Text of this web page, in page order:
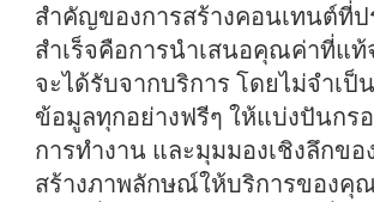
สำคัญของการสร้างคอนเทนต์ที่ป
สำเร็จคือการนำเสนอคุณค่าที่แท้
จะได้รับจากบริการ โดยไม่จำเป็
ข้อมูลทุกอย่างฟรีๆ ให้แบ่งปันกร
การทำงาน และมุมมองเชิงลึกข
สร้างภาพลักษณ์ให้บริการของคุ